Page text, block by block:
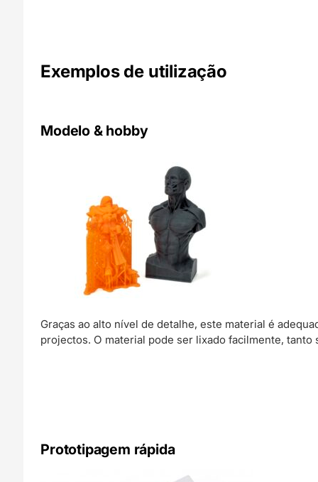
Exemplos de utilização
Modelo & hobby
Graças ao alto nível de detalhe, este material é
projectos. O material pode ser lixado facilmente, tanto
Prototipagem rápida